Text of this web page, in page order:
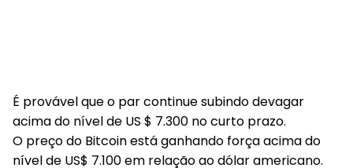
É provável que o par continue subindo devagar
acima do nível de US $ 7.300 no curto prazo.
O preço do Bitcoin está ganhando força acima do
nível de US$ 7.100 em relação ao dólar americano.